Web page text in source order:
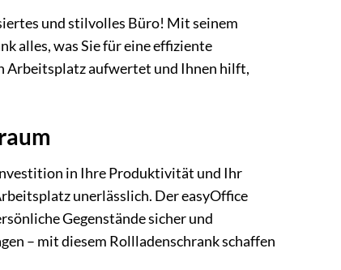
und stilvolles Büro! Mit seinem
alles, was Sie für eine effiziente
Arbeitsplatz aufwertet und Ihnen hilft,
in Ihre Produktivität und Ihr
unerlässlich. Der easyOffice
Gegenstände sicher und
– mit diesem Rollladenschrank schaffen